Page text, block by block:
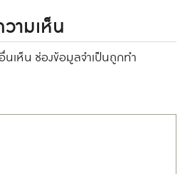
วามเห็น
นเห็น ช่องข้อมูลจำเป็นถูกทำ